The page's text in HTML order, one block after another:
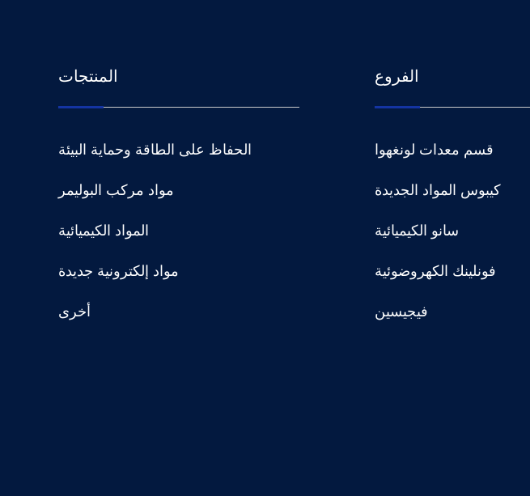
المنتجات
الحفاظ على الطاقة وحماية البيئة
مواد مركب البوليمر
المواد الكيميائية
مواد إلكترونية جديدة
أخرى
الفروع
قسم معدات لونغهوا
كيبوس المواد الجديدة
سانو الكيميائية
فونلينك الكهروضوئية
فيجيسين